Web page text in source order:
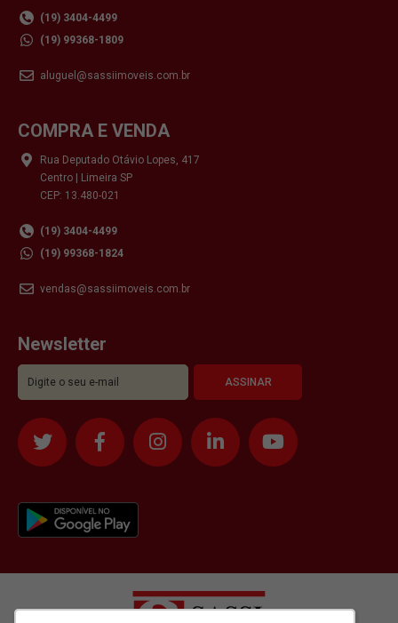
(19) 3404-4499
(19) 99368-1809
aluguel@sassiimoveis.com.br
COMPRA E VENDA
Rua Deputado Otávio Lopes, 417
Centro | Limeira SP
CEP: 13.480-021
(19) 3404-4499
(19) 99368-1824
vendas@sassiimoveis.com.br
Newsletter